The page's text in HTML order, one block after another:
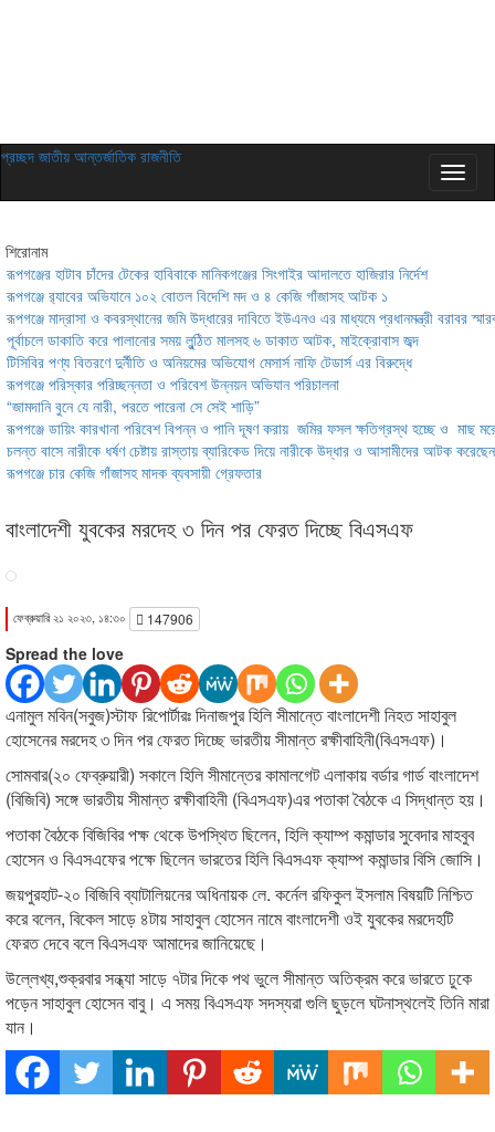
প্রচ্ছদ জাতীয় আন্তর্জাতিক রাজনীতি
শিরোনাম
রূপগঞ্জের হাটাব চাঁদের টেকের হাবিবাকে মানিকগঞ্জের সিংগাইর আদালতে হাজিরার নির্দেশ
রূপগঞ্জে র‍্যাবের অভিযানে ১০২ বোতল বিদেশি মদ ও ৪ কেজি গাঁজাসহ আটক ১
রূপগঞ্জে মাদ্রাসা ও কবরস্থানের জমি উদ্ধারের দাবিতে ইউএনও এর মাধ্যমে প্রধানমন্ত্রী বরাবর
পূর্বাচলে ডাকাতি করে পালানোর সময় লুন্ঠিত মালসহ ৬ ডাকাত আটক, মাইক্রোবাস জব্দ
টিসিবির পণ্য বিতরণে দুর্নীতি ও অনিয়মের অভিযোগ মেসার্স নাফি টেডার্স এর বিরুদ্ধে
রূপগঞ্জে পরিস্কার পরিচ্ছন্নতা ও পরিবেশ উন্নয়ন অভিযান পরিচালনা
“জামদানি বুনে যে নারী, পরতে পারেনা সে সেই শাড়ি”
রূপগঞ্জে ডায়িং কারখানা পরিবেশ বিপন্ন ও পানি দূষণ করায় জমির ফসল ক্ষতিগ্রস্থ হচ্ছে ও মাছ
চলন্ত বাসে নারীকে ধর্ষণ চেষ্টায় রাস্তায় ব্যারিকেড দিয়ে নারীকে উদ্ধার ও আসামীদের আটক
রূপগঞ্জে চার কেজি গাঁজাসহ মাদক ব্যবসায়ী গ্রেফতার
বাংলাদেশী যুবকের মরদেহ ৩ দিন পর ফেরত দিচ্ছে বিএসএফ
ফেব্রুয়ারি ২১ ২০২৩, ১৪:৩০ 147906
Spread the love
এনামুল মবিন(সবুজ)স্টাফ রিপোর্টারঃ দিনাজপুর হিলি সীমান্তে বাংলাদেশী নিহত সাহাবুল
হোসেনের মরদেহ ৩ দিন পর ফেরত দিচ্ছে ভারতীয় সীমান্ত রক্ষীবাহিনী(বিএসএফ)।
সোমবার(২০ ফেব্রুয়ারী) সকালে হিলি সীমান্তের কামালগেট এলাকায় বর্ডার গার্ড বাংলাদেশ
(বিজিবি) সঙ্গে ভারতীয় সীমান্ত রক্ষীবাহিনী (বিএসএফ)এর পতাকা বৈঠকে এ সিদ্ধান্ত হয়।
পতাকা বৈঠকে বিজিবির পক্ষ থেকে উপস্থিত ছিলেন, হিলি ক্যাম্প কমান্ডার সুবেদার মাহবুব
হোসেন ও বিএসএফের পক্ষে ছিলেন ভারতের হিলি বিএসএফ ক্যাম্প কমান্ডার বিসি জোসি।
জয়পুরহাট-২০ বিজিবি ব্যাটালিয়নের অধিনায়ক লে. কর্নেল রফিকুল ইসলাম বিষয়টি নিশ্চিত
করে বলেন, বিকেল সাড়ে ৪টায় সাহাবুল হোসেন নামে বাংলাদেশী ওই যুবকের মরদেহটি
ফেরত দেবে বলে বিএসএফ আমাদের জানিয়েছে।
উল্লেখ্য,শুক্রবার সন্ধ্যা সাড়ে ৭টার দিকে পথ ভুলে সীমান্ত অতিক্রম করে ভারতে ঢুকে
পড়েন সাহাবুল হোসেন বাবু। এ সময় বিএসএফ সদস্যরা গুলি ছুড়লে ঘটনাস্থলেই তিনি মারা
যান।